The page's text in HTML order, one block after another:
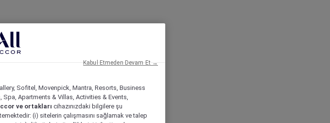
Sofitel, Movenpick, Mantra, Resorts, Business
Apartments & Villas, Activities & Events,
ve ortakları cihazınızdaki bilgilere şu
(i) sitelerin çalışmasını sağlamak ve talep
Kabul Etmeden Devam Et →